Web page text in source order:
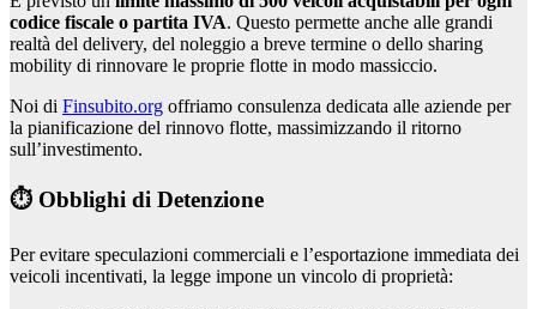
codice fiscale o partita IVA. Questo permette anche alle grandi
realtà del delivery, del noleggio a breve termine o dello sharing
mobility di rinnovare le proprie flotte in modo massiccio.
Noi di Finsubito.org offriamo consulenza dedicata alle aziende per
la pianificazione del rinnovo flotte, massimizzando il ritorno
sull’investimento.
⏱️ Obblighi di Detenzione
Per evitare speculazioni commerciali e l’esportazione immediata dei
veicoli incentivati, la legge impone un vincolo di proprietà: